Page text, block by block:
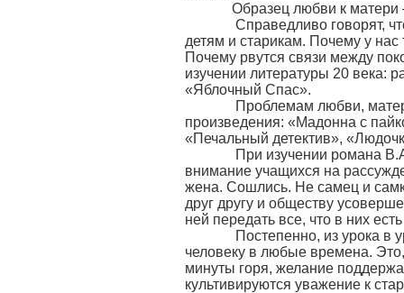
Образец любви к матери
Справедливо говорят, что
детям и старикам. Почему у
Почему рвутся связи между
изучении литературы 20 века:
«Яблочный Спас».
Проблемам любви,
произведения: «Мадонна с
«Печальный детектив»,
При изучении романа
внимание учащихся на
жена. Сошлись. Не самец и
друг другу и обществу
ней передать все, что в них
Постепенно, из урока в
человеку в любые времена.
минуты горя, желание
культивируются уважение к